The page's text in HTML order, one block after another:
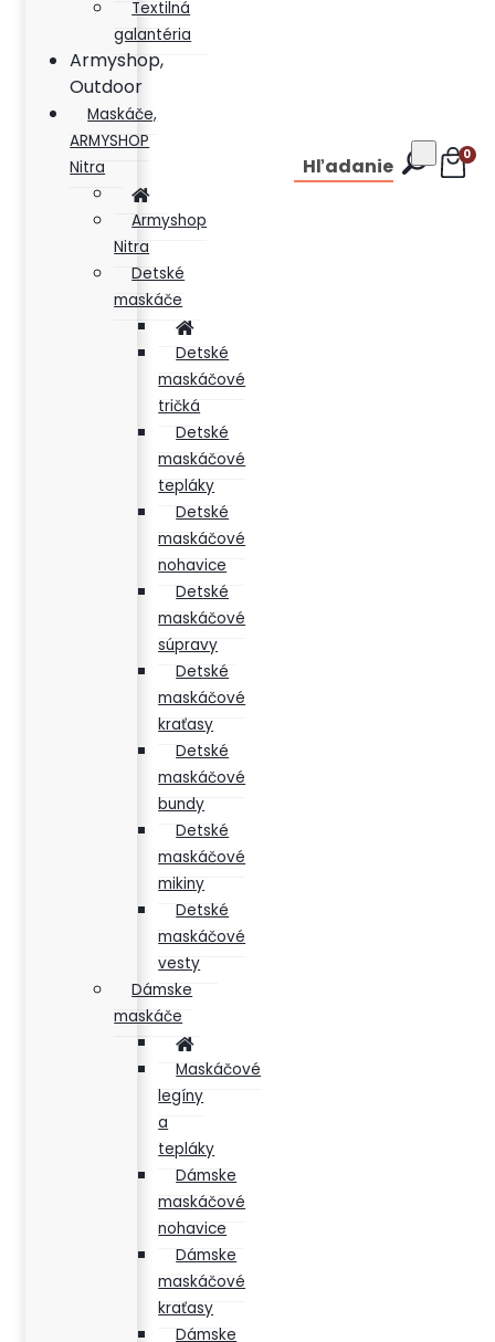
Textilná
galantéria
Armyshop,
Outdoor
Maskáče,
ARMYSHOP
Nitra
Armyshop
Nitra
Detské
maskáče
Detské
maskáčové
tričká
Detské
maskáčové
tepláky
Detské
maskáčové
nohavice
Detské
maskáčové
súpravy
Detské
maskáčové
kraťasy
Detské
maskáčové
bundy
Detské
maskáčové
mikiny
Detské
maskáčové
vesty
Dámske
maskáče
Maskáčové
legíny
a
tepláky
Dámske
maskáčové
nohavice
Dámske
maskáčové
kraťasy
Dámske
Hľadanie 0